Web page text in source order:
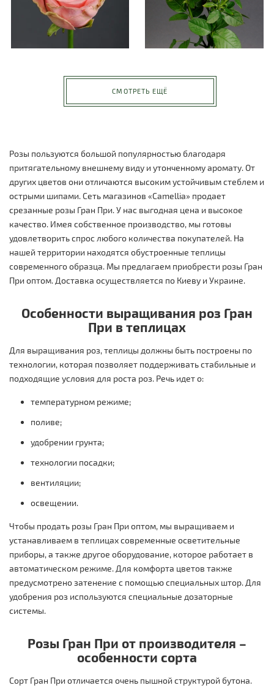
СМОТРЕТЬ ЕЩЁ
Розы пользуются большой популярностью благодаря
притягательному внешнему виду и утонченному аромату. От
других цветов они отличаются высоким устойчивым стеблем и
острыми шипами. Сеть магазинов «Camellia» продает
срезанные розы Гран При. У нас выгодная цена и высокое
качество. Имея собственное производство, мы готовы
удовлетворить спрос любого количества покупателей. На
нашей территории находятся обустроенные теплицы
современного образца. Мы предлагаем приобрести розы Гран
При оптом. Доставка осуществляется по Киеву и Украине.
Особенности выращивания роз Гран
При в теплицах
Для выращивания роз, теплицы должны быть построены по
технологии, которая позволяет поддерживать стабильные и
подходящие условия для роста роз. Речь идет о:
температурном режиме;
поливе;
удобрении грунта;
технологии посадки;
вентиляции;
освещении.
Чтобы продать розы Гран При оптом, мы выращиваем и
устанавливаем в теплицах современные осветительные
приборы, а также другое оборудование, которое работает в
автоматическом режиме. Для комфорта цветов также
предусмотрено затенение с помощью специальных штор. Для
удобрения роз используются специальные дозаторные
системы.
Розы Гран При от производителя –
особенности сорта
Сорт Гран При отличается очень пышной структурой бутона.